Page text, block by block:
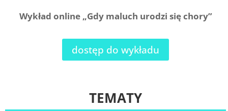
Wykład online „Gdy maluch urodzi się chory”
dostęp do wykładu
TEMATY